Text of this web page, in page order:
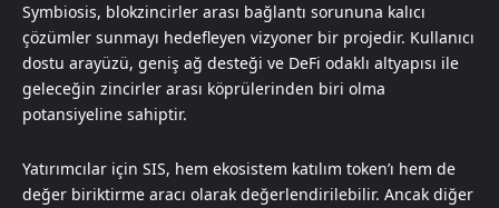
Symbiosis, blokzincirler arası bağlantı sorununa kalıcı
çözümler sunmayı hedefleyen vizyoner bir projedir. Kullanıcı
dostu arayüzü, geniş ağ desteği ve DeFi odaklı altyapısı ile
geleceğin zincirler arası köprülerinden biri olma
potansiyeline sahiptir.
Yatırımcılar için SIS, hem ekosistem katılım token’ı hem de
değer biriktirme aracı olarak değerlendirilebilir. Ancak diğer